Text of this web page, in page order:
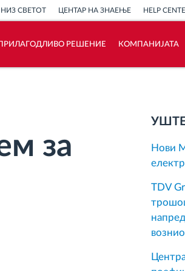
СВЕТОТ ЦЕНТАР НА ЗНАЕЊЕ HELP
РЕШЕНИЕ КОМПАНИЈАТА
за
Нови
TDV